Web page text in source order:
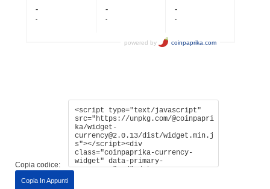
Copia codice:
Copia In Appunti